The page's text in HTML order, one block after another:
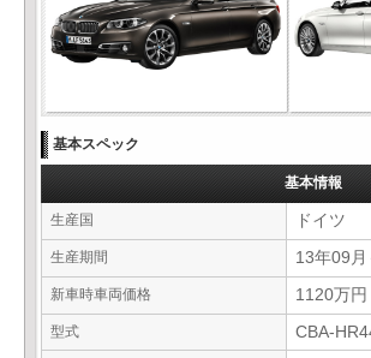
基本スペック
基本情報
生産国 ドイツ
生産期間 13年09月
新車時車両価格 1120万円
型式 CBA-